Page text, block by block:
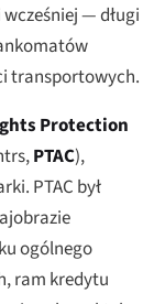
— długi
transportowych.
Protection
,PTAC),
PTAC był
ogólnego
ram kredytu